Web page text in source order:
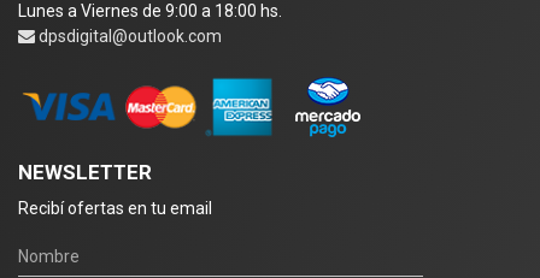
Lunes a Viernes de 9:00 a 18:00 hs.
dpsdigital@outlook.com
NEWSLETTER
Recibí ofertas en tu email